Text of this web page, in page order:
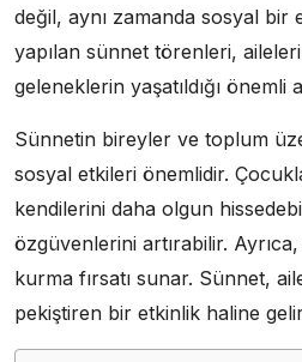
değil, aynı zamanda sosyal bir
yapılan sünnet törenleri,
geleneklerin yaşatıldığı önemli
Sünnetin bireyler ve toplum
sosyal etkileri önemlidir.
kendilerini daha olgun
özgüvenlerini artırabilir.
kurma fırsatı sunar. Sünnet,
pekiştiren bir etkinlik haline